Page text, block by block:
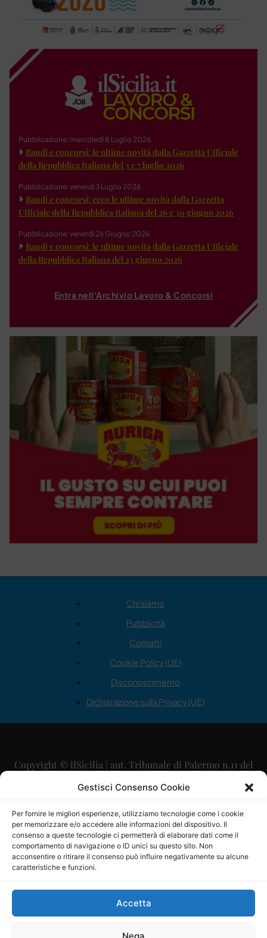
Gestisci Consenso Cookie
Per fornire le migliori esperienze, utilizziamo tecnologie come i cookie
per memorizzare e/o accedere alle informazioni del dispositivo. Il
consenso a queste tecnologie ci permetterà di elaborare dati come il
comportamento di navigazione o ID unici su questo sito. Non
acconsentire o ritirare il consenso può influire negativamente su alcune
caratteristiche e funzioni.
Accetta
Pubblicazione: mercoledì 8 Luglio 2026
Bandi e concorsi: le ultime novità dalla Gazzetta Ufficiale
della Repubblica Italiana del 3 e 7 luglio 2026
Pubblicazione: venerdì 3 Luglio 2026
Bandi e concorsi: ecco le ultime novità dalla Gazzetta
Ufficiale della Repubblica Italiana del 26 e 30 giugno 2026
Pubblicazione: venerdì 26 Giugno 2026
Bandi e concorsi: le ultime novità dalla Gazzetta Ufficiale
della Repubblica Italiana del 23 giugno 2026
Entra nell'Archivio Lavoro & Concorsi
Chi siamo
Pubblicità
Contatti
Cookie Policy (UE)
Disconoscimento
Dichiarazione sulla Privacy (UE)
Copyright © ilSicilia | aut. Tribunale di Palermo n.11 del
29/09/2015
Direttore Editoriale: Maurizio Scaglione
Direttore Responsabile: Maria Calabrese
P.IVA: 06334930820
Mercurio Comunicazione Società Cooperativa a r.l. è
iscritta al Registro degli Operatori di Comunicazione al